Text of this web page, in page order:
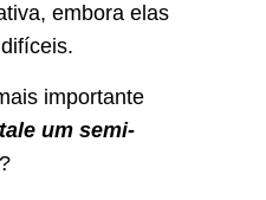
embora elas
importante
um semi-
?